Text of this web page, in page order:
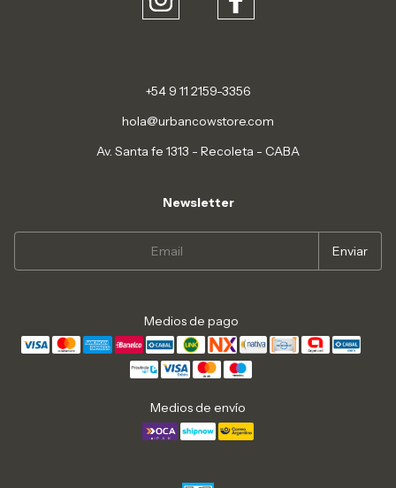
+54 9 11 2159-3356
hola@urbancowstore.com
Av. Santa fe 1313 - Recoleta - CABA
Newsletter
Medios de pago
Medios de envío